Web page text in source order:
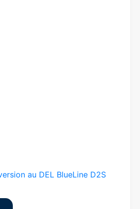
au DEL BlueLine D2S